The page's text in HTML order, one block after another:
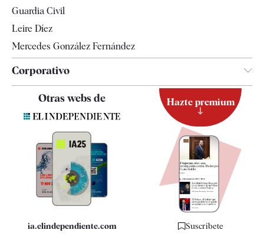
Guardia Civil
Leire Díez
Mercedes González Fernández
Corporativo
Contacto
Quiénes somos
Especificaciones
Otras webs de
ia.elindependiente.com
Hazte premium
Suscríbete